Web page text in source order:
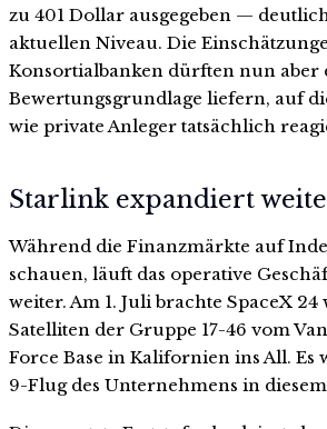
zu 401 Dollar ausgegeben —
aktuellen Niveau. Die
Konsortialbanken dürften nun aber
Bewertungsgrundlage liefern, auf
wie private Anleger tatsächlich
Starlink expandiert
Während die Finanzmärkte auf
schauen, läuft das operative
weiter. Am 1. Juli brachte SpaceX
Satelliten der Gruppe 17-46 vom
Force Base in Kalifornien ins All. Es
9-Flug des Unternehmens in